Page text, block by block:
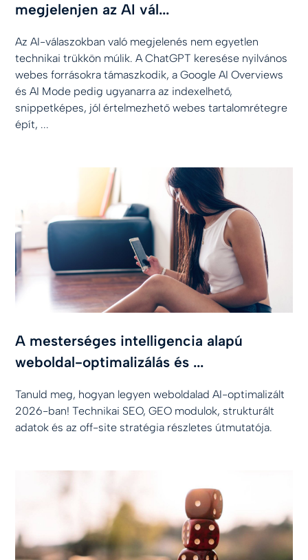
megjelenjen az AI vál...
Az AI-válaszokban való megjelenés nem egyetlen
technikai trükkön múlik. A ChatGPT keresése nyilvános
webes forrásokra támaszkodik, a Google AI Overviews
és AI Mode pedig ugyanarra az indexelhető,
snippetképes, jól értelmezhető webes tartalomrétegre
épít, ...
A mesterséges intelligencia alapú
weboldal-optimalizálás és ...
Tanuld meg, hogyan legyen weboldalad AI-optimalizált
2026-ban! Technikai SEO, GEO modulok, strukturált
adatok és az off-site stratégia részletes útmutatója.